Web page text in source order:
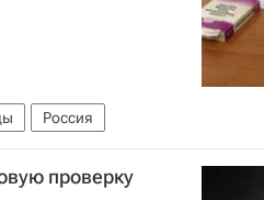
Россия
проверку